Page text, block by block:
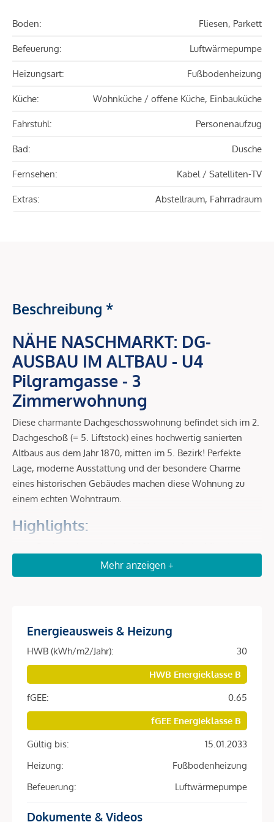
Boden: Fliesen, Parkett
Befeuerung: Luftwärmepumpe
Heizungsart: Fußbodenheizung
Küche: Wohnküche / offene Küche, Einbauküche
Fahrstuhl: Personenaufzug
Bad: Dusche
Fernsehen: Kabel / Satelliten-TV
Extras: Abstellraum, Fahrradraum
Beschreibung *
NÄHE NASCHMARKT: DG-
AUSBAU IM ALTBAU - U4
Pilgramgasse - 3
Zimmerwohnung
Diese charmante Dachgeschosswohnung befindet sich im 2.
Dachgeschoß (= 5. Liftstock) eines hochwertig sanierten
Altbaus aus dem Jahr 1870, mitten im 5. Bezirk! Perfekte
Lage, moderne Ausstattung und der besondere Charme
eines historischen Gebäudes machen diese Wohnung zu
einem echten Wohntraum.
Highlights:
Falle der Vermietung)
Fußbodenheizung u. Fußbodenkühlung
geräumiger Fahrradabstellraum im Keller
Kurzinfos:
Baujahr: 1870
Modernisiert: 2021
Lage:
Die Wohnung liegt in der Pilgramgasse im 5. Wiener
verfügt über eine ausgezeichnete Infrastruktur durch Busse
und die nahe gelegene U-Bahn Station U4 und künftig auch
Mehr anzeigen +
Energieausweis & Heizung
HWB (kWh/m2/Jahr):
30
HWB Energieklasse B
fGEE:
0.65
fGEE Energieklasse B
Gültig bis:
15.01.2033
Heizung:
Fußbodenheizung
Befeuerung:
Luftwärmepumpe
Dokumente & Videos